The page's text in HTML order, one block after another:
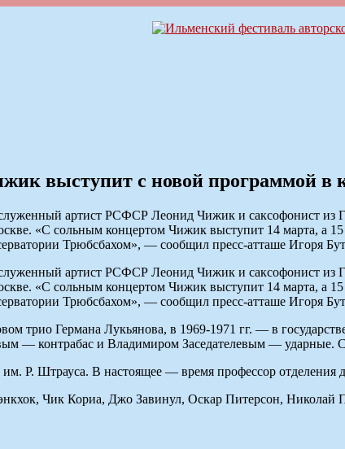
выступит с новой программой в
артист РСФСР Леонид Чижик и саксофонист из
«С сольным концертом Чижик выступит 14 марта, а
Трюбсбахом», — сообщил пресс-атташе Игоря
артист РСФСР Леонид Чижик и саксофонист из
«С сольным концертом Чижик выступит 14 марта, а
Трюбсбахом», — сообщил пресс-атташе Игоря
трио Германа Лукьянова, в 1969-1971 гг. — в
— контрабас и Владимиром Заседателевым — ударные. С
Р. Штрауса. В настоящее — время профессор
Чик Кориа, Джо Завинул, Оскар Питерсон, Николай